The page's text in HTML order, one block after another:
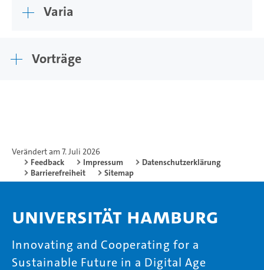
Varia
Vorträge
Verändert am 7. Juli 2026
Feedback
Impressum
Datenschutzerklärung
Barrierefreiheit
Sitemap
Universität Hamburg
Innovating and Cooperating for a
Sustainable Future in a Digital Age